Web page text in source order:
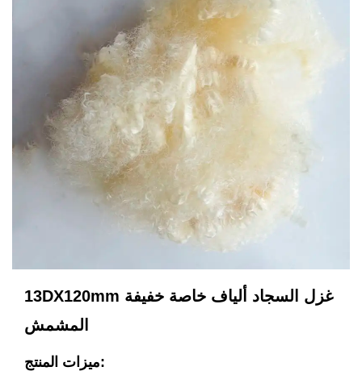
13DX120mm غزل السجاد ألياف خاصة خفيفة
المشمش
ميزات المنتج: